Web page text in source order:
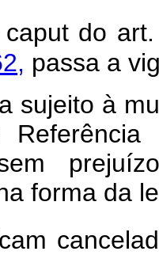
caput do
passa a
sujeito à
forma da